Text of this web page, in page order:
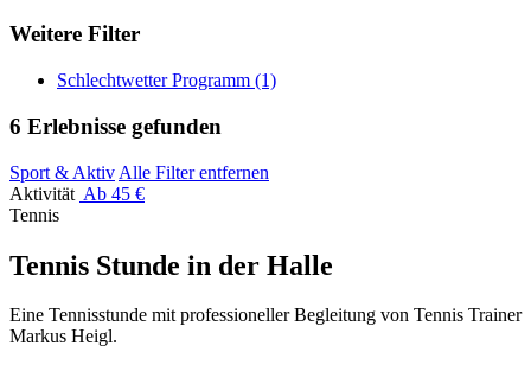
Weitere Filter
Schlechtwetter Programm (1)
6 Erlebnisse gefunden
Sport & Aktiv Alle Filter entfernen
Aktivität Ab 45 €
Tennis
Tennis Stunde in der Halle
Eine Tennisstunde mit professioneller Begleitung von Tennis Trainer
Markus Heigl.